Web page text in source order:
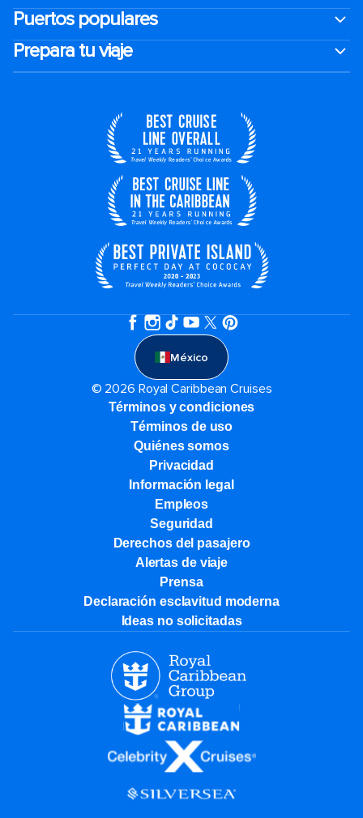
Puertos populares
Prepara tu viaje
México
© 2026 Royal Caribbean Cruises
Términos y condiciones
Términos de uso
Quiénes somos
Privacidad
Información legal
Empleos
Seguridad
Derechos del pasajero
Alertas de viaje
Prensa
Declaración esclavitud moderna
Ideas no solicitadas